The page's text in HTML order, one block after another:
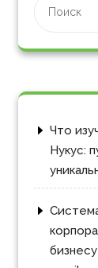
Что
Нукус: